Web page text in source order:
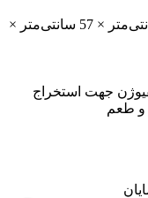
ابعاد: (طول × عرض × ارتفاع) 80 سانتی‌متر × 57 سانتی‌متر ×
جهت استخراج
و طعم